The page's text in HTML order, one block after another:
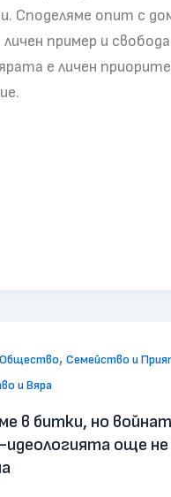
Споделяме опит с
личен пример и
е личен
, Семейство и
и Вяра
в битки, но
още не